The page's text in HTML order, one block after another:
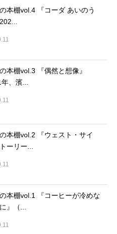
の本棚vol.4 『コーダ あいのう
の本棚vol.3 『偶然と想像』
年、濱...
の本棚vol.2 『ウェスト・サイ
ーリー...
の本棚vol.1 『コーヒーが冷めな
』（...